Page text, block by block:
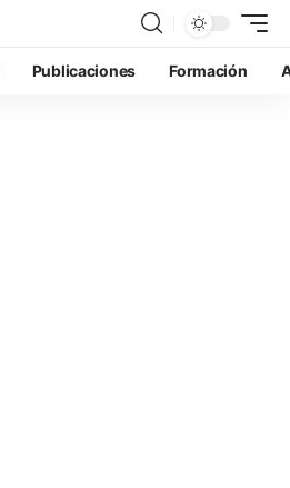
Publicaciones Formación